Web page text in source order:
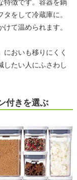
特徴です。容器を鍋
をして冷蔵庫に。
て温められます。
おいも移りにくく
したい人にふさわし
付きを選ぶ